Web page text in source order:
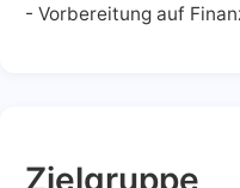
- Vorbereitung auf